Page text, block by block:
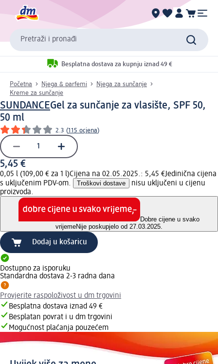
Pretraži i pronađi
Besplatna dostava za kupnju iznad 49 €
Početna Njega & parfemi
Njega za sunčanje
Kreme za sunčanje
SUNDANCEGel za sunčanje za vlasište, SPF 50,
50 ml
2.3 (115 ocjena)
5,45 €
0,05 l (109,00 € za 1 l)Cijena na 02.05.2025.: 5,45 €Jedinična cijena
s uključenim PDV-om.
Troškovi dostave
nisu uključeni u cijenu
proizvoda.
Dobre cijene u svako
vrijemeNije poskupjelo od 27.03.2025.
Dodaj u košaricu
Dostupno za isporuku
Standardna dostava 2-3 radna dana
Provjerite raspoloživost u dm trgovini
Besplatna dostava iznad 49 €
Besplatan povrat i u dm trgovini
Mogućnost plaćanja pouzećem